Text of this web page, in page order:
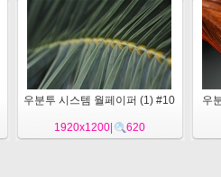
우분투 시스템 월페이퍼 (1) #10
1920x1200| 620
우